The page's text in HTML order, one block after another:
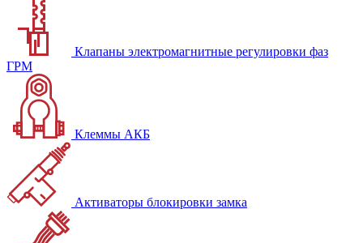
Клапаны электромагнитные регулировки фаз
ГРМ
Клеммы АКБ
Активаторы блокировки замка